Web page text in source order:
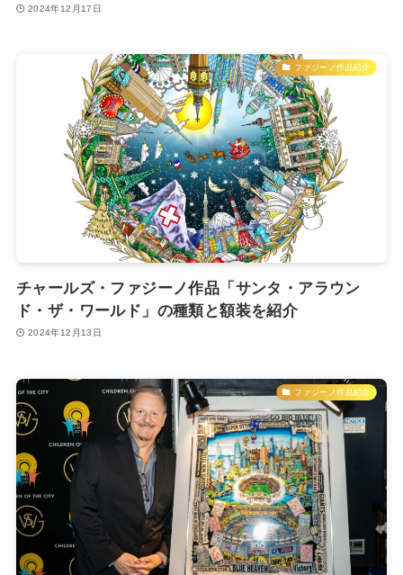
2024年12月17日
ファジーノ作品紹介
チャールズ・ファジーノ作品「サンタ・アラウン
ド・ザ・ワールド」の種類と額装を紹介
2024年12月13日
ファジーノ作品紹介